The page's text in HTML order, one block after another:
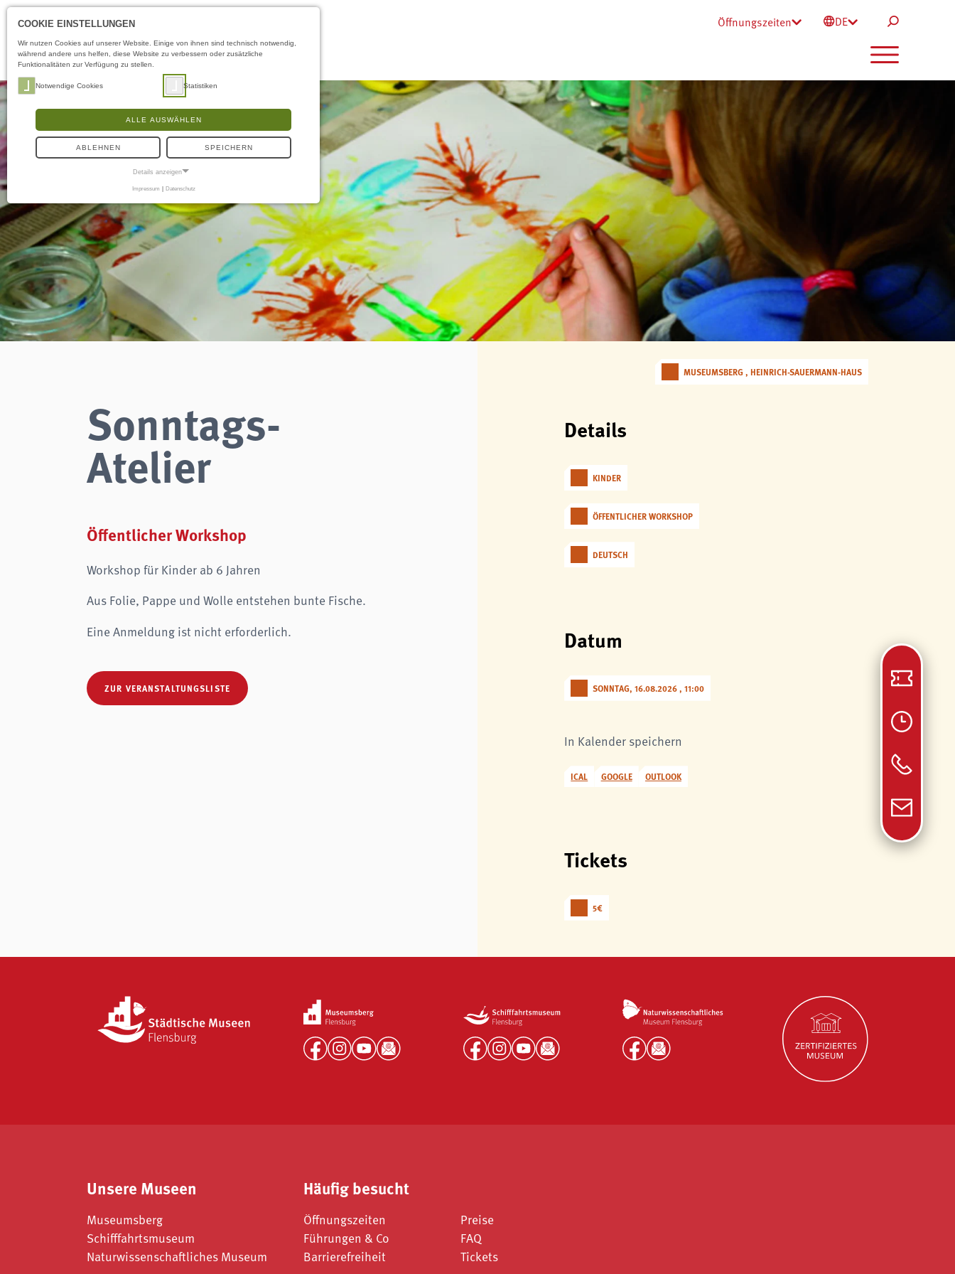
Öffnungszeiten DE
Sonntags-
Atelier
Öffentlicher Workshop
Workshop für Kinder ab 6 Jahren
Aus Folie, Pappe und Wolle entstehen bunte Fische.
Eine Anmeldung ist nicht erforderlich.
ZUR VERANSTALTUNGSLISTE
MUSEUMSBERG , HEINRICH-SAUERMANN-HAUS
Details
KINDER
ÖFFENTLICHER WORKSHOP
DEUTSCH
Datum
SONNTAG, 16.08.2026 , 11:00
In Kalender speichern
ICAL GOOGLE OUTLOOK
Tickets
5€
Unsere Museen
Museumsberg
Schifffahrtsmuseum
Naturwissenschaftliches Museum
Häufig besucht
Öffnungszeiten
Preise
Führungen & Co
FAQ
Barrierefreiheit
Tickets
COOKIE EINSTELLUNGEN
Wir nutzen Cookies auf unserer Website. Einige von ihnen sind technisch notwendig,
während andere uns helfen, diese Website zu verbessern oder zusätzliche
Funktionalitäten zur Verfügung zu stellen.
Notwendige Cookies Statistiken
ALLE AUSWÄHLEN
ABLEHNEN SPEICHERN
Details anzeigen
Notwendige Cookies ermöglichen grundlegende Funktionen und sind für die
einwandfreie Funktion der Website erforderlich.
Frontend User
Name:
Anbieter: museen-flensburg.de
Zweck: Login
Cookie Laufzeit: Session
Dieser Cookie speichert die ausgewählten Einverständnis-
Optionen des Benutzers
1 Jahr
Matomo
Impressum | Datenschutz